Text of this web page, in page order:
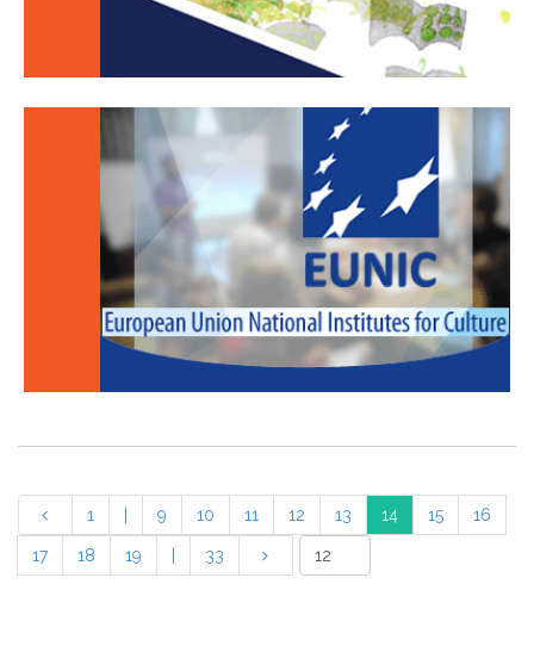
1 9 10 11 12 13 14 15 16
17 18 19 33